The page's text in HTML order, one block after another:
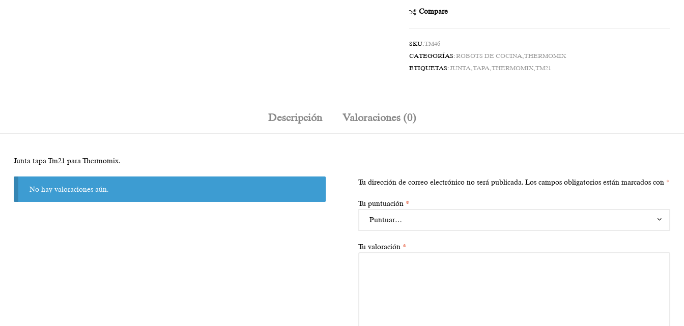
Compare
SKU:TM46
CATEGORÍAS:ROBOTS DE COCINA,THERMOMIX
ETIQUETAS:JUNTA,TAPA,THERMOMIX,TM21
Descripción Valoraciones (0)
Junta tapa Tm21 para Thermomix.
No hay valoraciones aún.
Tu dirección de correo electrónico no será publicada. Los campos obligatorios están marcados con *
Tu puntuación *
Tu valoración *